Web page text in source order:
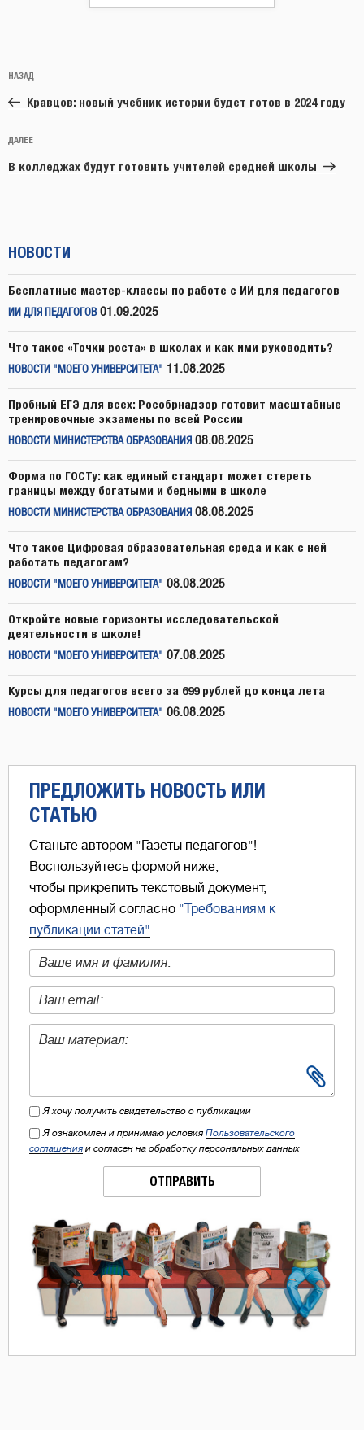
по
записям
Предыдущая
запись:
НАЗАД
Кравцов: новый учебник истории будет готов в 2024 году
Следующая
запись
ДАЛЕЕ
В колледжах будут готовить учителей средней школы
НОВОСТИ
Бесплатные мастер-классы по работе с ИИ для педагогов
ИИ ДЛЯ ПЕДАГОГОВ 01.09.2025
Что такое «Точки роста» в школах и как ими руководить?
НОВОСТИ "МОЕГО УНИВЕРСИТЕТА" 11.08.2025
Пробный ЕГЭ для всех: Рособрнадзор готовит масштабные
тренировочные экзамены по всей России
НОВОСТИ МИНИСТЕРСТВА ОБРАЗОВАНИЯ 08.08.2025
Форма по ГОСТу: как единый стандарт может стереть
границы между богатыми и бедными в школе
НОВОСТИ МИНИСТЕРСТВА ОБРАЗОВАНИЯ 08.08.2025
Что такое Цифровая образовательная среда и как с ней
работать педагогам?
НОВОСТИ "МОЕГО УНИВЕРСИТЕТА" 08.08.2025
Откройте новые горизонты исследовательской
деятельности в школе!
НОВОСТИ "МОЕГО УНИВЕРСИТЕТА" 07.08.2025
Курсы для педагогов всего за 699 рублей до конца лета
НОВОСТИ "МОЕГО УНИВЕРСИТЕТА" 06.08.2025
ПРЕДЛОЖИТЬ НОВОСТЬ ИЛИ
СТАТЬЮ
Станьте автором "Газеты педагогов"!
Воспользуйтесь формой ниже,
чтобы прикрепить текстовый документ,
оформленный согласно "Требованиям к
публикации статей".
Я хочу получить свидетельство о публикации
Я ознакомлен и принимаю условия Пользовательского
соглашения и согласен на обработку персональных данных
ОТПРАВИТЬ